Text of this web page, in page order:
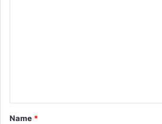
*
Name *